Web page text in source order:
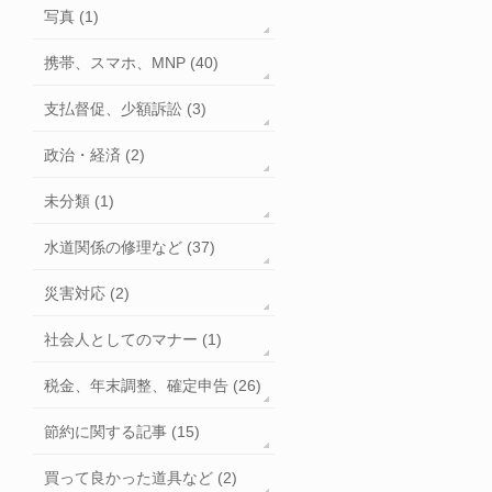
写真 (1)
携帯、スマホ、MNP (40)
支払督促、少額訴訟 (3)
政治・経済 (2)
未分類 (1)
水道関係の修理など (37)
災害対応 (2)
社会人としてのマナー (1)
税金、年末調整、確定申告 (26)
節約に関する記事 (15)
買って良かった道具など (2)